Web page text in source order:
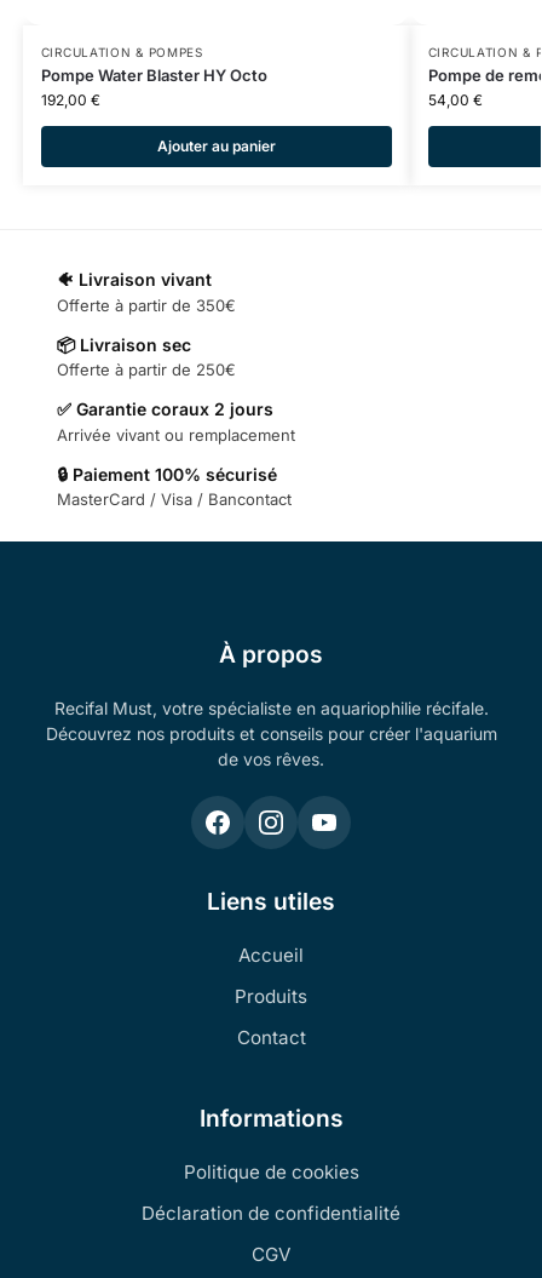
CIRCULATION & POMPES
Pompe Water Blaster HY Octo
192,00 €
Ajouter au panier
CIRCULATION &
Pompe de
54,00 €
🐠 Livraison vivant
Offerte à partir de 350€
📦 Livraison sec
Offerte à partir de 250€
✅ Garantie coraux 2 jours
Arrivée vivant ou remplacement
🔒 Paiement 100% sécurisé
MasterCard / Visa / Bancontact
À propos
Recifal Must, votre spécialiste en aquariophilie récifale.
Découvrez nos produits et conseils pour créer l'aquarium
de vos rêves.
Liens utiles
Accueil
Produits
Contact
Informations
Politique de cookies
Déclaration de confidentialité
CGV